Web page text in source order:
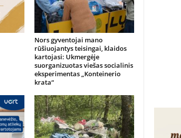
Nors gyventojai mano
rūšiuojantys teisingai, klaidos
kartojasi: Ukmergėje
suorganizuotas viešas socialinis
eksperimentas „Konteinerio
krata“